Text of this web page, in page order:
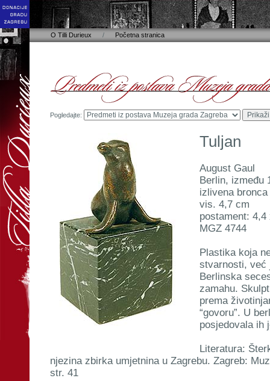
O Tilli Durieux / Početna stranica
Pogledajte:
Tuljan
August Gaul
Berlin, između
izlivena
vis. 4,7 cm
postament:
MGZ 4744
Plastika koja
stvarnosti, već
Berlinska
zamahu.
prema
“govoru”. U
posjedovala ih
Literatura:
njezina zbirka umjetnina u Zagrebu. Zagreb:
str. 41